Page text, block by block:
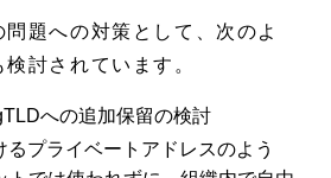
題への対策として、次のよ
討されています。
への追加保留の検討
るプライベートアドレスのよう